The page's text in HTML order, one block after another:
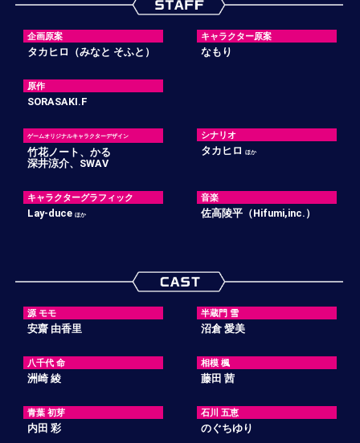
企画原案
タカヒロ（みなと そふと）
キャラクター原案
なもり
原作
SORASAKI.F
ゲームオリジナルキャラクターデザイン
竹花ノート、かる
深井涼介、SWAV
シナリオ
タカヒロ ほか
キャラクターグラフィック
Lay-duce ほか
音楽
佐高陵平（Hifumi,inc.）
源 モモ
安齋 由香里
半蔵門 雪
沼倉 愛美
八千代 命
洲崎 綾
相模 楓
藤田 茜
青葉 初芽
内田 彩
石川 五恵
のぐちゆり